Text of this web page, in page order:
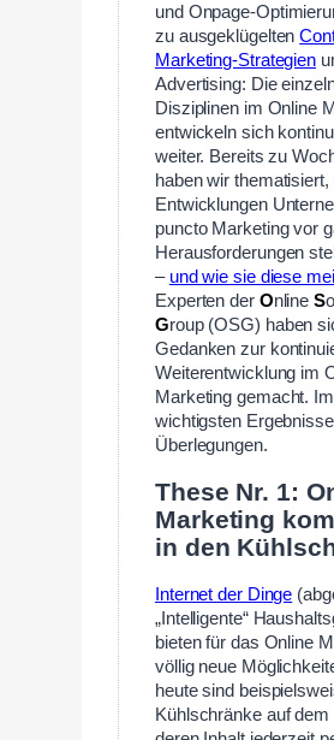
und Onpage-
zu ausgeklügelten
Marketing-Strategien
Advertising: Die
Disziplinen im Online
entwickeln sich
weiter. Bereits zu
haben wir
Entwicklungen
puncto Marketing vor
Herausforderungen
– und wie sie diese
Experten der OnlineS
Group (OSG) haben
Gedanken zur
Weiterentwicklung im
Marketing gemacht.
wichtigsten
Überlegungen.
These Nr. 1:
Marketing
in den
Internet der Dinge
„Intelligente“
bieten für das Online
völlig neue
heute sind
Kühlschränke auf dem